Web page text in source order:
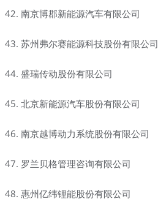
42. 南京博郡新能源汽车有限公司
43. 苏州弗尔赛能源科技股份有限公司
44. 盛瑞传动股份有限公司
45. 北京新能源汽车股份有限公司
46. 南京越博动力系统股份有限公司
47. 罗兰贝格管理咨询有限公司
48. 惠州亿纬锂能股份有限公司